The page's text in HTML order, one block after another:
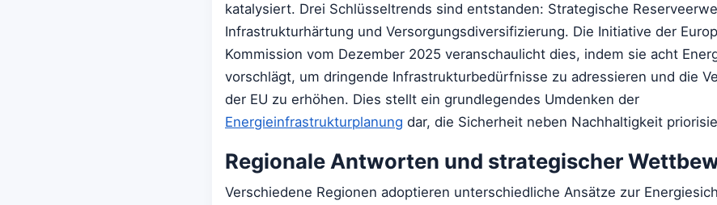
katalysiert. Drei Schlüsseltrends sind entstanden: Strategische
Infrastrukturhärtung und Versorgungsdiversifizierung. Die Initiative der
Kommission vom Dezember 2025 veranschaulicht dies, indem sie acht
vorschlägt, um dringende Infrastrukturbedürfnisse zu adressieren und die
der EU zu erhöhen. Dies stellt ein grundlegendes Umdenken der
Energieinfrastrukturplanung dar, die Sicherheit neben Nachhaltigkeit
Regionale Antworten und strategischer
Verschiedene Regionen adoptieren unterschiedliche Ansätze zur